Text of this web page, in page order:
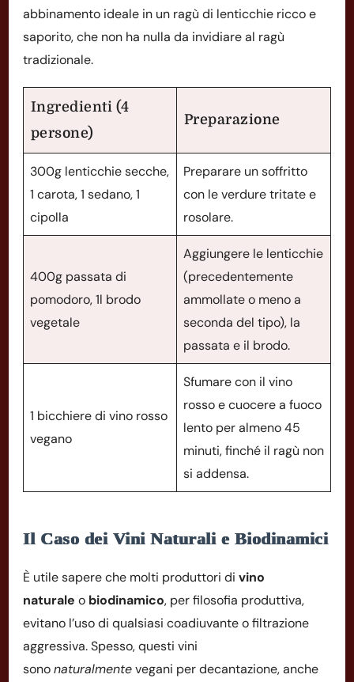
abbinamento ideale in un ragù di lenticchie ricco e
saporito, che non ha nulla da invidiare al ragù
tradizionale.
Ingredienti (4
persone)
Preparazione
300g lenticchie secche,
1 carota, 1 sedano, 1
cipolla
Preparare un soffritto
con le verdure tritate e
rosolare.
400g passata di
pomodoro, 1l brodo
vegetale
Aggiungere le lenticchie
(precedentemente
ammollate o meno a
seconda del tipo), la
passata e il brodo.
1 bicchiere di vino rosso
vegano
Sfumare con il vino
rosso e cuocere a fuoco
lento per almeno 45
minuti, finché il ragù non
si addensa.
Il Caso dei Vini Naturali e Biodinamici
È utile sapere che molti produttori di vino
naturale o biodinamico, per filosofia produttiva,
evitano l’uso di qualsiasi coadiuvante o filtrazione
aggressiva. Spesso, questi vini
sononaturalmentevegani per decantazione, anche